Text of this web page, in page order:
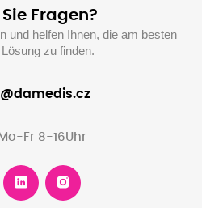
Fragen?
und helfen Ihnen, die am besten
zu finden.
Mo-Fr 8-16Uhr